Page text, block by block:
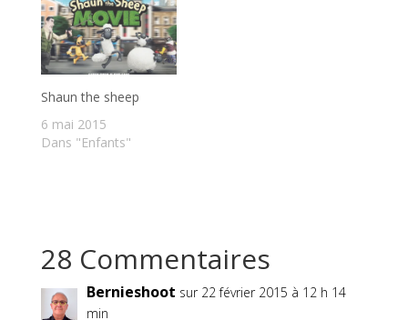
Shaun the sheep
6 mai 2015
Dans "Enfants"
28 Commentaires
Bernieshoot sur 22 février 2015 à 12 h 14
min